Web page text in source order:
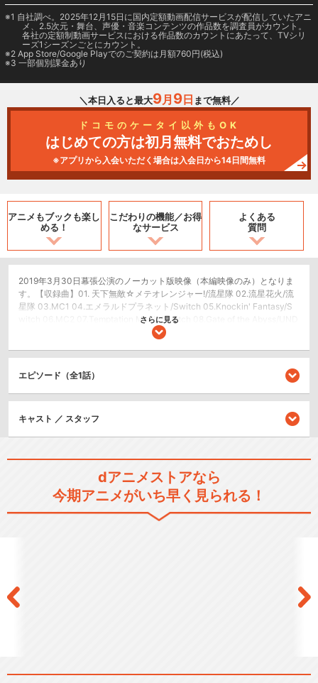
1 自社調べ。2025年12月15日に国内定額動画配信サービスが配信していたアニ
メ、2.5次元・舞台、声優・音楽コンテンツの作品数を調査員がカウント。
各社の定額制動画サービスにおける作品数のカウントにあたって、TVシリ
ーズ1シーズンごとにカウント。
2 App Store/Google Playでのご契約は月額760円(税込)
3 一部個別課金あり
＼本日入ると最大9月 9日 まで無料／
ドコモのケータイ以外もOK
はじめての方は初月無料でおためし
※アプリから入会いただく場合は入会日から14日間無料
アニメもブックも楽し
める！
こだわりの機能／お得
なサービス
よくある
質問
2019年3月30日幕張公演のノーカット版映像（本編映像のみ）となりま
す。【収録曲】01. 天下無敵☆メテオレンジャー!/流星隊 02.流星花火/流
星隊 03.MC1 04.エメラルドプラネット/Switch 05.Knockin' Fantasy/S
witch 06.MC2 07.Temptation Magic/Switch 08.Gate of the Abyss/UND
EAD 09.MC3 10.Valentine Eve's Nightmare/UNDEAD 11.Play “Tag"/2wi
Y STREAM/Trickstar 16.MC6 17.SUPER NOVA REVOLU5TAR/流星隊 18.
MC7 19.アンリミテッド☆パワー!!!!!/流星隊 20.Galaxy Destiny/Switch 2
1.MC8 22.ハートプリズム・シンメトリー/2wink 23.MC9 24.歓迎☆ト
ゥ・ウィンク雑技団/2wink 25.BREAKTHROUGH!/Trickstar 26. MC10 2
N ROAD/UNDEAD 30.MC12 31.Melody in the Dark/UNDEAD 32. Rebell
ion Star/Trickstar 33. MC13 34. ONLY YOUR STARS!/Trickstar
シリーズ／関連のアニメ作品
あんさんぶるスターズ！DRE
さらに見る
エピソード（全1話）
キャスト ／ スタッフ
dアニメストアなら
今期アニメがいち早く見られる！